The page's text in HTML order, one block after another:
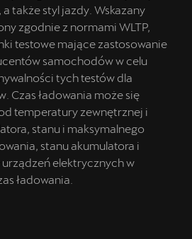
także styl jazdy. Wskazany
zgodnie z normami WLTP,
testowe mające zastosowanie
samochodów w celu
tych testów dla
Czas ładowania może się
temperatury zewnętrznej i
stanu i maksymalnego
stanu akumulatora i
elektrycznych w
ładowania.